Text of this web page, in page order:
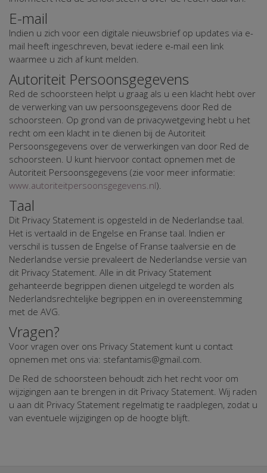
E-mail
Indien u zich voor een digitale nieuwsbrief op updates via e-
mail heeft ingeschreven, bevat iedere e-mail een link
waarmee u zich af kunt melden.
Autoriteit Persoonsgegevens
Red de schoorsteen helpt u graag als u een klacht hebt over
de verwerking van uw persoonsgegevens door Red de
schoorsteen. Op grond van de privacywetgeving hebt u het
recht om een klacht in te dienen bij de Autoriteit
Persoonsgegevens over de verwerkingen van door Red de
schoorsteen. U kunt hiervoor contact opnemen met de
Autoriteit Persoonsgegevens (zie voor meer informatie:
www.autoriteitpersoonsgegevens.nl).
Taal
Dit Privacy Statement is opgesteld in de Nederlandse taal.
Het is vertaald in de Engelse en Franse taal. Indien er
verschil is tussen de Engelse of Franse taalversie en de
Nederlandse versie prevaleert de Nederlandse versie van
dit Privacy Statement. Alle in dit Privacy Statement
gehanteerde begrippen dienen uitgelegd te worden als
Nederlandsrechtelijke begrippen en in overeenstemming
met de AVG.
Vragen?
Voor vragen over ons Privacy Statement kunt u contact
opnemen met ons via: stefantamis@gmail.com.
De Red de schoorsteen behoudt zich het recht voor om
wijzigingen aan te brengen in dit Privacy Statement. Wij raden
u aan dit Privacy Statement regelmatig te raadplegen, zodat u
van eventuele wijzigingen op de hoogte blijft.